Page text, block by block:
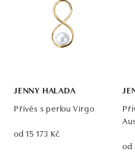
JENNY HALADA
Přívěs s perlou Virgo
od 15 173 Kč
od